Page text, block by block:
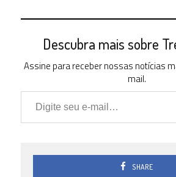
Descubra mais sobre
Assine para receber nossas notícias
mail.
Digite seu e-mail…
SHARE